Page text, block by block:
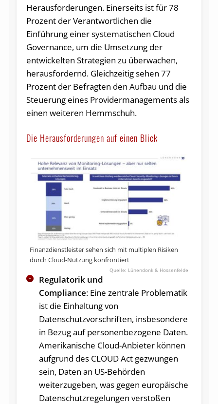
Herausforderungen. Einerseits ist für 78
Prozent der Verantwortlichen die
Einführung einer systematischen Cloud
Governance, um die Umsetzung der
entwickelten Strategien zu überwachen,
herausfordernd. Gleichzeitig sehen 77
Prozent der Befragten den Aufbau und die
Steuerung eines Providermanagements als
einen weiteren Hemmschuh.
Die Herausforderungen auf einen Blick
Finanzdienstleister sehen sich mit multiplen Risiken
durch Cloud-Nutzung konfrontiert
Lünendonk & Hossenfelde
Regulatorik und
Compliance: Eine zentrale Problematik
ist die Einhaltung von
Datenschutzvorschriften, insbesondere
in Bezug auf personenbezogene Daten.
Amerikanische Cloud-Anbieter können
aufgrund des CLOUD Act gezwungen
sein, Daten an US-Behörden
weiterzugeben, was gegen europäische
Datenschutzregelungen verstoßen